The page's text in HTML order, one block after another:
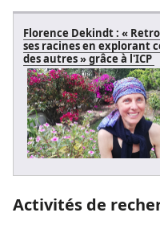
Florence Dekindt : «
ses racines en explorant
des autres » grâce à l'ICP
Activités de